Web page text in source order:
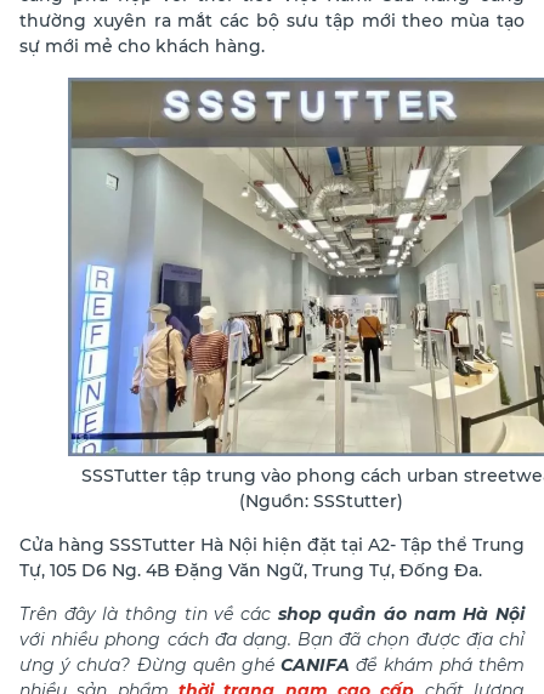
thường xuyên ra mắt các bộ sưu tập mới theo mùa tạo
sự mới mẻ cho khách hàng.
SSSTutter tập trung vào phong cách urban
(Nguồn: SSStutter)
Cửa hàng SSSTutter Hà Nội hiện đặt tại A2- Tập thể Trung
Tự, 105 D6 Ng. 4B Đặng Văn Ngữ, Trung Tự, Đống Đa.
Trên đây là thông tin về các shop quần áo nam Hà Nội
với nhiều phong cách đa dạng. Bạn đã chọn được địa chỉ
ưng ý chưa? Đừng quên ghéCANIFA để khám phá thêm